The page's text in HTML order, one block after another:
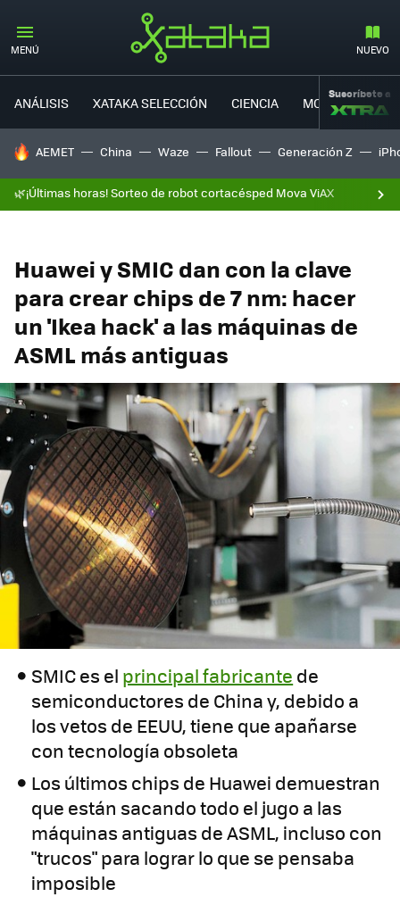
MENÚ NUEVO
ANÁLISIS XATAKA SELECCIÓN CIENCIA MOVILIDAD
Suscríbete a
HOY SE HABLA DE
AEMET China Waze Fallout Generación Z
🌿¡Últimas horas! Sorteo de robot cortacésped Mova ViAX
Huawei y SMIC dan con la clave
para crear chips de 7 nm: hacer
un 'Ikea hack' a las máquinas de
ASML más antiguas
SMIC es el principal fabricante de
semiconductores de China y, debido a
los vetos de EEUU, tiene que apañarse
con tecnología obsoleta
Los últimos chips de Huawei demuestran
que están sacando todo el jugo a las
máquinas antiguas de ASML, incluso con
"trucos" para lograr lo que se pensaba
imposible